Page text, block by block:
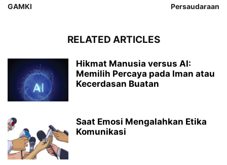
GAMKI
Persaudaraan
RELATED ARTICLES
Hikmat Manusia versus AI:
Memilih Percaya pada Iman atau
Kecerdasan Buatan
Saat Emosi Mengalahkan Etika
Komunikasi